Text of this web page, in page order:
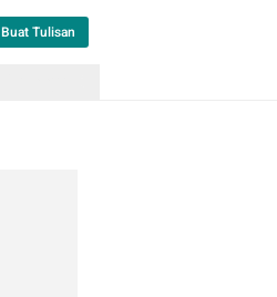
Buat Tulisan